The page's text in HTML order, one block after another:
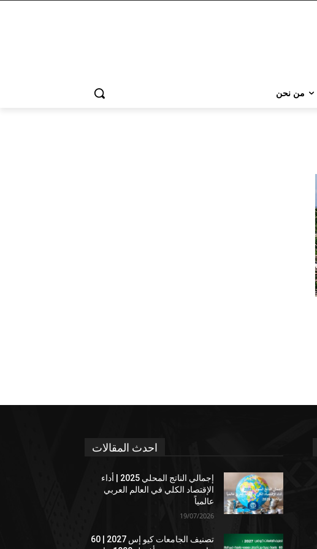
من نحن
احدث المقالات
إجمالي الناتج المحلي 2025 | أداء
الإقتصاد الكلي في العالم العربي
عالمياً
19/07/2026
تصنيف الجامعات كيو إس 2027 | 60